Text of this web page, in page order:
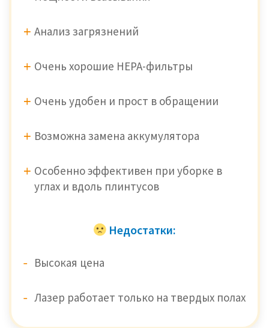
Анализ загрязнений
Очень хорошие HEPA-фильтры
Очень удобен и прост в обращении
Возможна замена аккумулятора
Особенно эффективен при уборке в
углах и вдоль плинтусов
Недостатки:
Высокая цена
Лазер работает только на твердых полах